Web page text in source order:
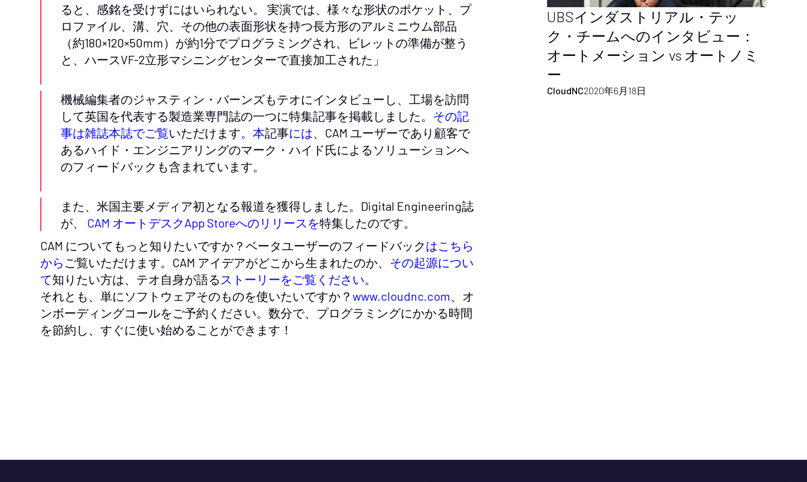
ると、感銘を受けずにはいられない。 実演では、様々な形状のポケット、プ
ロファイル、溝、穴、その他の表面形状を持つ長方形のアルミニウム部品
（約180×120×50mm）が約1分でプログラミングされ、ビレットの準備が整う
と、ハースVF-2立形マシニングセンターで直接加工された」
機械編集者のジャスティン・バーンズもテオにインタビューし、工場を訪問
して英国を代表する製造業専門誌の一つに特集記事を掲載しました。 その記
事は雑誌本誌でご覧いただけます 。本記事には 、CAM ユーザーであり顧客で
あるハイド・エンジニアリングのマーク・ハイド氏によるソリューションへ
のフィードバックも含まれています。
また、米国主要メディア初となる報道を獲得しました。Digital Engineering誌
が、
CAM オートデスクApp Storeへのリリースを特集したのです。
CAM についてもっと知りたいですか？ベータユーザーのフィードバックはこちら
から ご覧いただけます。CAM アイデアがどこから生まれたのか、 その起源につい
て知りたい方は、テオ自身が語る ストーリーをご覧ください
それとも、単にソフトウェアそのものを使いたいですか？www.cloudnc.com 、オ
ンボーディングコールをご予約ください。数分で、プログラミングにかかる時間
を節約し、すぐに使い始めることができます！
UBSインダストリアル・テッ
ク・チームへのインタビュー：
オートメーション vs オートノミ
ー
CloudNC2020年6月18日